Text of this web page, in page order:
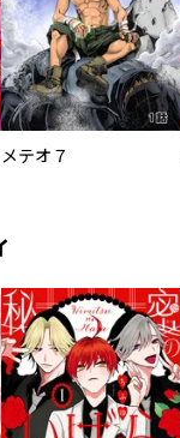
メテオ７